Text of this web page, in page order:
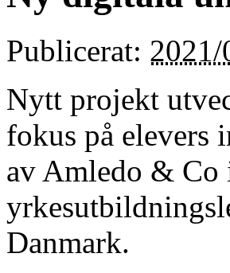
Publicerat: 2021/
Nytt projekt
fokus på elevers
av Amledo & Co
Danmark.